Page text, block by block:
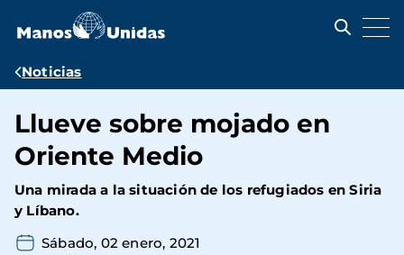
contenido
Ruta
navegación
Noticias
Llueve sobre mojado en
Oriente Medio
Una mirada a la situación de los refugiados en Siria
y Líbano.
Sábado, 02 enero, 2021